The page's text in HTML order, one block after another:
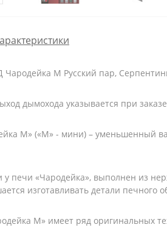
М Русский пар,
дымохода указывается при
М» («М» - мини) – уменьшенный
у печи «Чародейка», выполнен из
изготавливать детали
М» имеет ряд оригинальных